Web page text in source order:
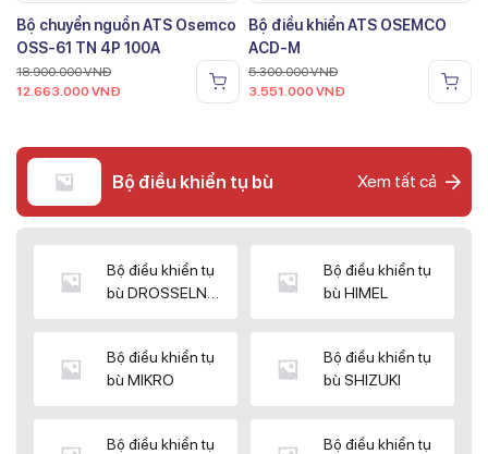
Bộ chuyển nguồn ATS Osemco
OSS-61 TN 4P 100A
18.900.000VNĐ
12.663.000 VNĐ
Bộ điều khiển ATS OSEMCO
ACD-M
5.300.000VNĐ
3.551.000 VNĐ
Bộ điều khiển tụ bù Xem tất cả
Bộ điều khiển tụ
bù DROSSELN
Bộ điều khiển tụ
bù HIMEL
Bộ điều khiển tụ
bù MIKRO
Bộ điều khiển tụ
bù SHIZUKI
Bộ điều khiển tụ
Bộ điều khiển tụ